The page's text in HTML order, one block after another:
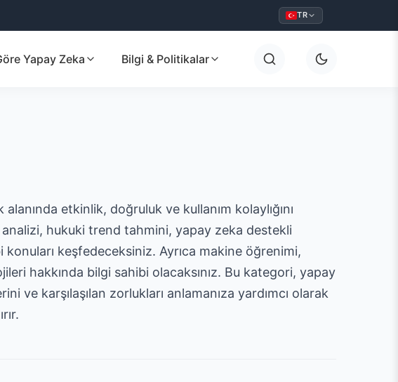
TR
Yapay Zeka Bilgi & Politikalar
etkinlik, doğruluk ve kullanım kolaylığını
analizi, hukuki trend tahmini, yapay zeka destekli
keşfedeceksiniz. Ayrıca makine öğrenimi,
hakkında bilgi sahibi olacaksınız. Bu kategori, yapay
karşılaşılan zorlukları anlamanıza yardımcı olarak